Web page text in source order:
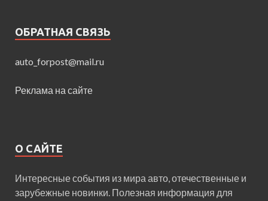
ОБРАТНАЯ СВЯЗЬ
auto_forpost@mail.ru
Реклама на сайте
О САЙТЕ
Интересные события из мира авто, отечественные и
зарубежные новинки. Полезная информация для